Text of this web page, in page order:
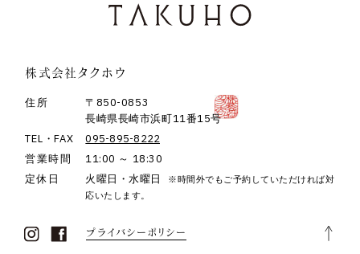
株式会社タクホウ
住所
〒850-0853
長崎県長崎市浜町11番15号
TEL・FAX
095-895-8222
営業時間
11:00 ～ 18:30
定休日
火曜日・水曜日
※時間外でもご予約していただければ対
応いたします。
プライバシーポリシー